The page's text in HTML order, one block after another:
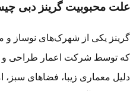
محبوبیت گرینز دبی
یکی از شهرک‌های نوساز و
توسط شرکت اعمار طراحی و
معماری زیبا، فضاهای سبز،